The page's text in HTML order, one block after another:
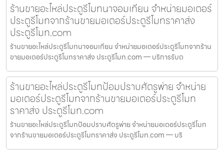
ร้านขายอะไหล่ประตูรีโมทนาจอมเทียน จำหน่ายมอเตอร์
ประตูรีโมทจากร้านขายมอเตอร์ประตูรีโมทราคาส่ง
ประตูรีโมท.com
ร้านขายอะไหล่ประตูรีโมทนาจอมเทียน จำหน่ายมอเตอร์ประตูรีโมทจากร้าน
ขายมอเตอร์ประตูรีโมทราคาส่ง ประตูรีโมท.com — บริการรับต
ร้านขายอะไหล่ประตูรีโมทป้อมปราบศัตรูพ่าย จำหน่าย
มอเตอร์ประตูรีโมทจากร้านขายมอเตอร์ประตูรีโมท
ราคาส่ง ประตูรีโมท.com
ร้านขายอะไหล่ประตูรีโมทป้อมปราบศัตรูพ่าย จำหน่ายมอเตอร์ประตูรีโมท
จากร้านขายมอเตอร์ประตูรีโมทราคาส่ง ประตูรีโมท.com — บริ